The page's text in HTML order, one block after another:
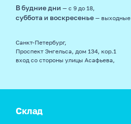
В будние дни — с 9 до 18,
суббота и воскресенье — выходные
Санкт-Петербург,
Проспект Энгельса, дом 134, кор.1
вход со стороны улицы Асафьева,
Склад